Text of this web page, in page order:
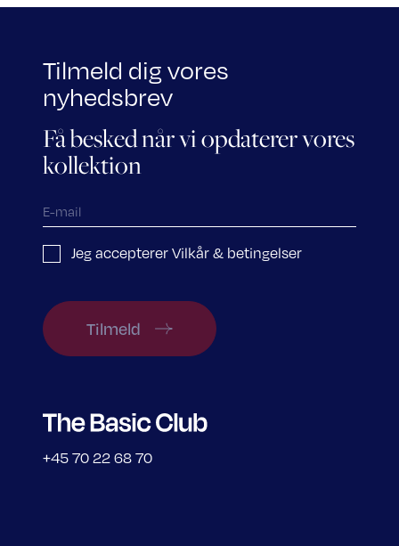
Tilmeld dig vores
nyhedsbrev
Få besked når vi opdaterer vores
kollektion
Jeg accepterer Vilkår & betingelser
Tilmeld
+45 70 22 68 70